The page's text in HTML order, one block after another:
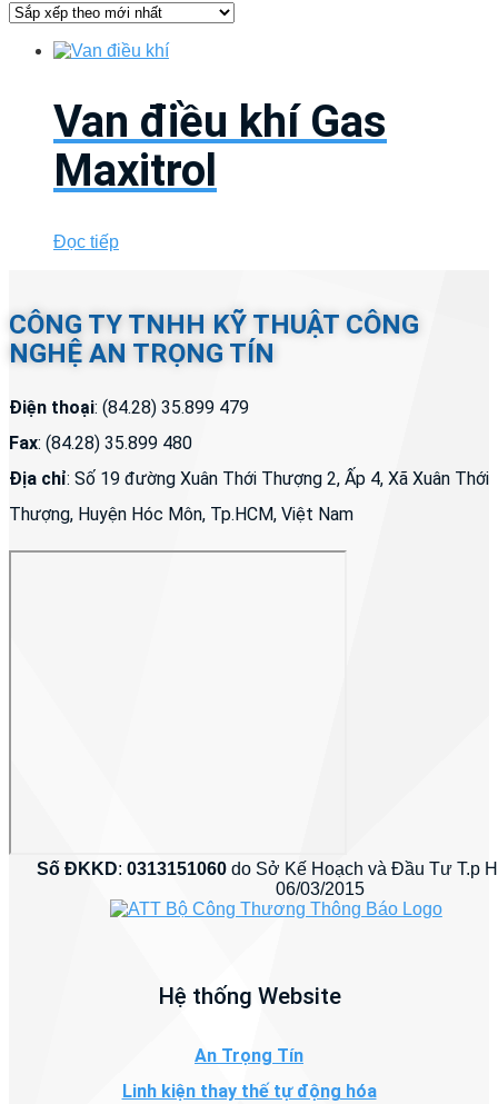
Van điều khí Gas
Maxitrol
Đọc tiếp
CÔNG TY TNHH KỸ THUẬT CÔNG
NGHỆ AN TRỌNG TÍN
Điện thoại: (84.28) 35.899 479
Fax: (84.28) 35.899 480
Địa chỉ: Số 19 đường Xuân Thới Thượng 2, Ấp 4, Xã Xuân Thới
Thượng, Huyện Hóc Môn, Tp.HCM, Việt Nam
Số ĐKKD:0313151060 do Sở Kế Hoạch và Đầu Tư T.p
06/03/2015
Hệ thống Website
An Trọng Tín
Linh kiện thay thế tự động hóa